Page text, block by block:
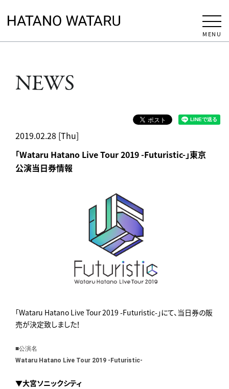
MENU
NEWS
2019.02.28 [Thu]
「Wataru Hatano Live Tour 2019 -Futuristic-」東京
公演当日券情報
「Wataru Hatano Live Tour 2019 -Futuristic-」にて、当日券の販
売が決定致しました！
■公演名
Wataru Hatano Live Tour 2019 -Futuristic-
▼大宮ソニックシティ